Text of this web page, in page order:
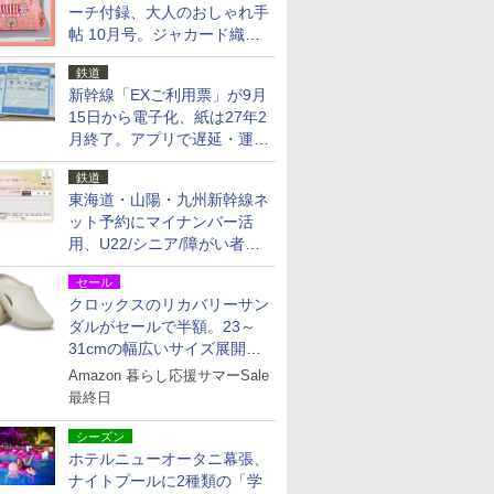
ーチ付録、大人のおしゃれ手
帖 10月号。ジャカード織の
北欧猫デザイン
鉄道
新幹線「EXご利用票」が9月
15日から電子化、紙は27年2
月終了。アプリで遅延・運休
も確認可能に
鉄道
東海道・山陽・九州新幹線ネ
ット予約にマイナンバー活
用、U22/シニア/障がい者割
を9月15日から発売
セール
クロックスのリカバリーサン
ダルがセールで半額。23～
31cmの幅広いサイズ展開、
独自のクッション素材を採用
Amazon 暮らし応援サマーSale
最終日
シーズン
ホテルニューオータニ幕張、
ナイトプールに2種類の「学